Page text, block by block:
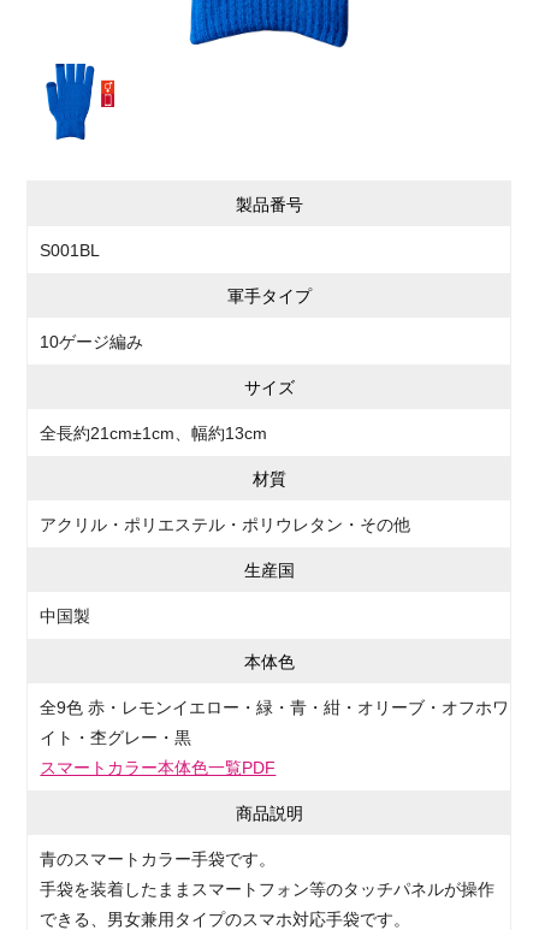
製品番号
S001BL
軍手タイプ
10ゲージ編み
サイズ
全長約21cm±1cm、幅約13cm
材質
アクリル・ポリエステル・ポリウレタン・その他
生産国
中国製
本体色
全9色 赤・レモンイエロー・緑・青・紺・オリーブ・オフホワ
イト・杢グレー・黒
スマートカラー本体色一覧PDF
商品説明
青のスマートカラー手袋です。
手袋を装着したままスマートフォン等のタッチパネルが操作
できる、男女兼用タイプのスマホ対応手袋です。